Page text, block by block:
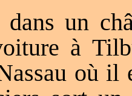
dans un
à
où il